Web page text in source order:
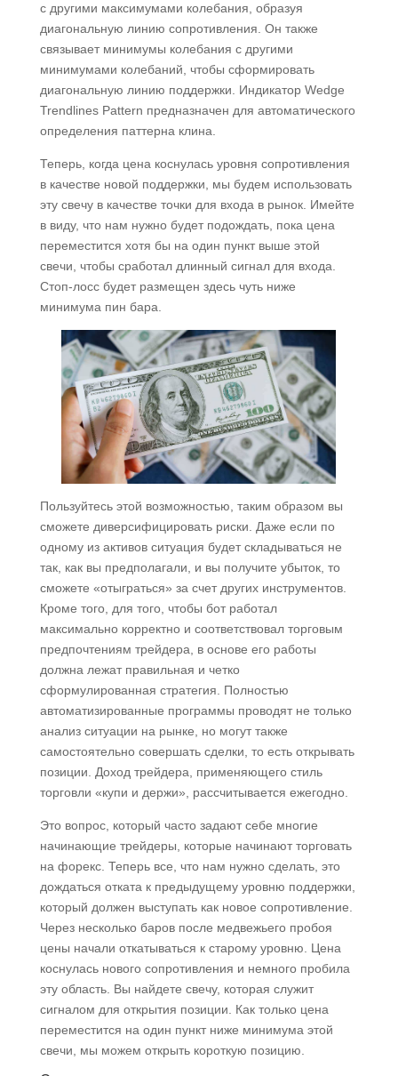
с другими максимумами колебания, образуя
диагональную линию сопротивления. Он также
связывает минимумы колебания с другими
минимумами колебаний, чтобы сформировать
диагональную линию поддержки. Индикатор Wedge
Trendlines Pattern предназначен для автоматического
определения паттерна клина.
Теперь, когда цена коснулась уровня сопротивления
в качестве новой поддержки, мы будем использовать
эту свечу в качестве точки для входа в рынок. Имейте
в виду, что нам нужно будет подождать, пока цена
переместится хотя бы на один пункт выше этой
свечи, чтобы сработал длинный сигнал для входа.
Стоп-лосс будет размещен здесь чуть ниже
минимума пин бара.
Пользуйтесь этой возможностью, таким образом вы
сможете диверсифицировать риски. Даже если по
одному из активов ситуация будет складываться не
так, как вы предполагали, и вы получите убыток, то
сможете «отыграться» за счет других инструментов.
Кроме того, для того, чтобы бот работал
максимально корректно и соответствовал торговым
предпочтениям трейдера, в основе его работы
должна лежат правильная и четко
сформулированная стратегия. Полностью
автоматизированные программы проводят не только
анализ ситуации на рынке, но могут также
самостоятельно совершать сделки, то есть открывать
позиции. Доход трейдера, применяющего стиль
торговли «купи и держи», рассчитывается ежегодно.
Это вопрос, который часто задают себе многие
начинающие трейдеры, которые начинают торговать
на форекс. Теперь все, что нам нужно сделать, это
дождаться отката к предыдущему уровню поддержки,
который должен выступать как новое сопротивление.
Через несколько баров после медвежьего пробоя
цены начали откатываться к старому уровню. Цена
коснулась нового сопротивления и немного пробила
эту область. Вы найдете свечу, которая служит
сигналом для открытия позиции. Как только цена
переместится на один пункт ниже минимума этой
свечи, мы можем открыть короткую позицию.